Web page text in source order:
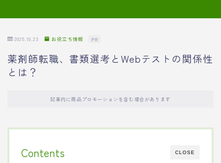
2025.10.23 お役立ち情報 PR
薬剤師転職、書類選考とWebテストの関係性
とは？
記事内に商品プロモーションを含む場合があります
CLOSE
Contents